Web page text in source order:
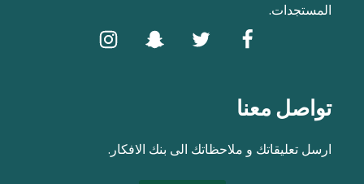
المستجدات.
تواصل معنا
ارسل تعليقاتك و ملاحظاتك الى بنك الافكار.